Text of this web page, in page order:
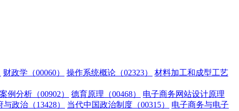
财政学（00060） 操作系统概论（02323）
材料加工和成型工艺
例分析（00902） 德育原理（00468）
电子商务网站设计原理
政治（13428） 当代中国政治制度（00315）
电子商务与电子